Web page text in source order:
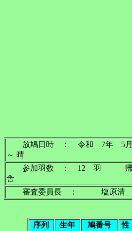
放鳩日時 ： 令和 7年
～ 晴
参加羽数 ： 12 羽 帰
舎
審査委員長 ： 塩原
序列 生年 鳩番号 性